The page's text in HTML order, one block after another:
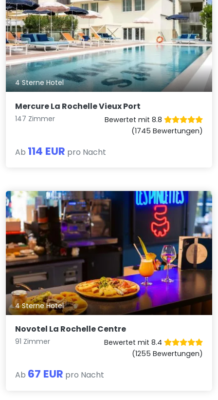
4 Sterne Hotel
Mercure La Rochelle Vieux Port
147 Zimmer
Bewertet mit 8.8
(1745 Bewertungen)
Ab 114 EUR pro Nacht
4 Sterne Hotel
Novotel La Rochelle Centre
91 Zimmer
Bewertet mit 8.4
(1255 Bewertungen)
Ab 67 EUR pro Nacht